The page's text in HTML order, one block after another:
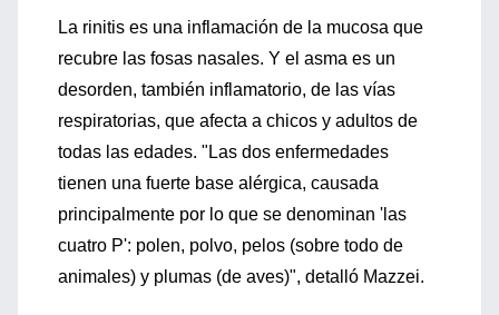
La rinitis es una inflamación de la mucosa que
recubre las fosas nasales. Y el asma es un
desorden, también inflamatorio, de las vías
respiratorias, que afecta a chicos y adultos de
todas las edades. "Las dos enfermedades
tienen una fuerte base alérgica, causada
principalmente por lo que se denominan 'las
cuatro P': polen, polvo, pelos (sobre todo de
animales) y plumas (de aves)", detalló Mazzei.